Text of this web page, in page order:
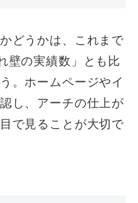
どうかは、これまで
壁の実績数」とも比
。ホームページやイ
し、アーチの仕上が
で見ることが大切で